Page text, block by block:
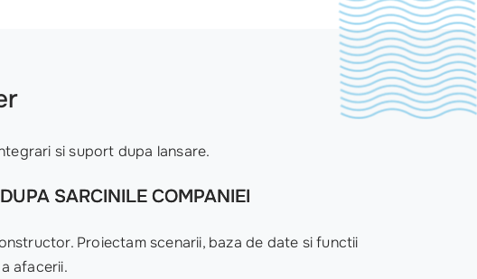
si suport dupa lansare.
SARCINILE COMPANIEI
Proiectam scenarii, baza de date si functii
afacerii.